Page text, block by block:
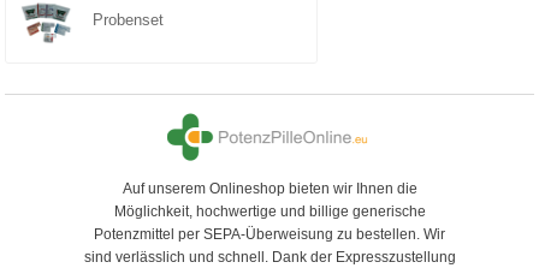
Probenset
Auf unserem Onlineshop bieten wir Ihnen die
Möglichkeit, hochwertige und billige generische
Potenzmittel per SEPA-Überweisung zu bestellen. Wir
sind verlässlich und schnell. Dank der Expresszustellung